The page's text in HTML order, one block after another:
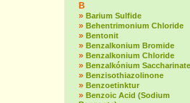
B
» Barium Sulfide
» Behentrimonium Chloride
» Bentonit
» Benzalkonium Bromide
» Benzalkonium Chloride
» Benzalkónium Saccharinate
» Benzisothiazolinone
» Benzoetinktur
» Benzoic Acid (Sodium